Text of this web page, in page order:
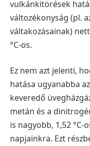
vulkánkitörések
változékonyság (pl.
váltakozásainak)
°C-os.
Ez nem azt jelenti,
hatása ugyanabba
keveredő
metán és a
is nagyobb, 1,52
napjainkra. Ezt